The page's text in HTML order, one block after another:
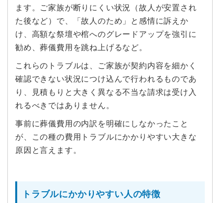
ます。ご家族が断りにくい状況（故人が安置され
た後など）で、「故人のため」と感情に訴えか
け、高額な祭壇や棺へのグレードアップを強引に
勧め、葬儀費用を跳ね上げるなど。
これらのトラブルは、ご家族が契約内容を細かく
確認できない状況につけ込んで行われるものであ
り、見積もりと大きく異なる不当な請求は受け入
れるべきではありません。
事前に葬儀費用の内訳を明確にしなかったこと
が、この種の費用トラブルにかかりやすい大きな
原因と言えます。
トラブルにかかりやすい人の特徴